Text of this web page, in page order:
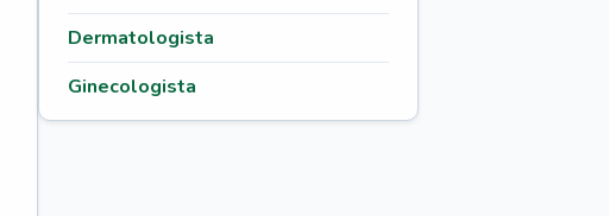
Dermatologista
Ginecologista